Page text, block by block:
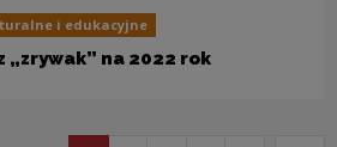
i edukacyjne
„zrywak” na 2022 rok